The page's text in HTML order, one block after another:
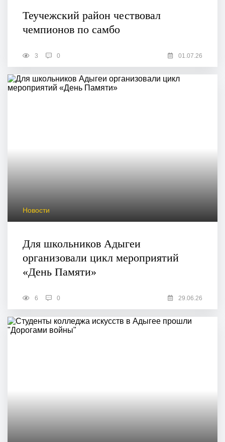
Теучежский район чествовал
чемпионов по самбо
3 0 01.07.26
Новости
Для школьников Адыгеи
организовали цикл мероприятий
«День Памяти»
6 0 29.06.26